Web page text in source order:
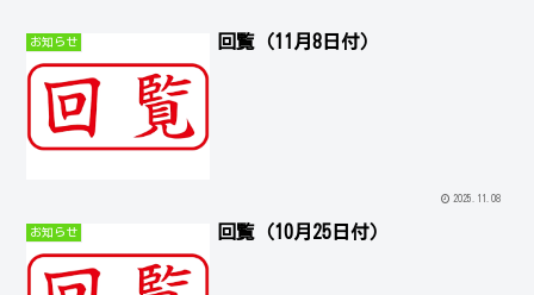
お知らせ 回覧（11月8日付）
2025.11.08
お知らせ 回覧（10月25日付）